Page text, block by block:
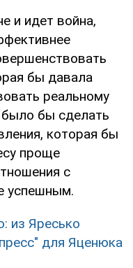
и идет война,
бы давала
реальному
бы сделать
которая бы
проще
с
успешным.
из Яресько
для Яценюка